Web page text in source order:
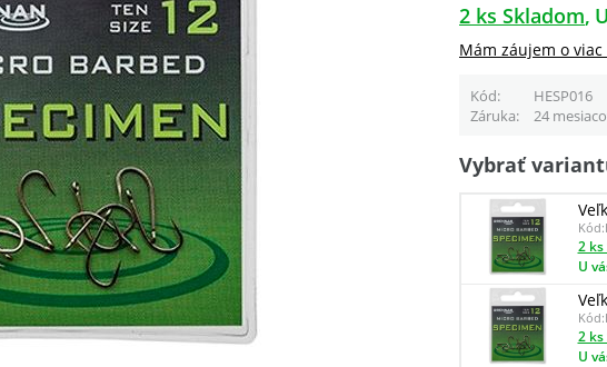
2 ks Skladom
Mám záujem o
Kód HESP016
Záruka
24
Vybrať
Kód:
2 ks
U
Kód:
2 ks
U